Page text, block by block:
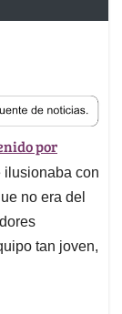
por
ilusionaba con
no era del
tan joven,